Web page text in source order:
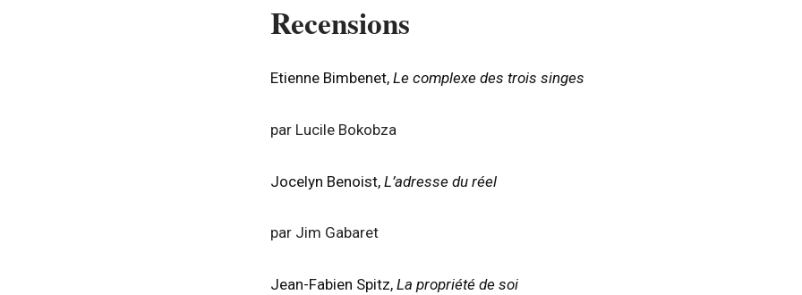
Recensions
Etienne Bimbenet, Le complexe des trois singes
par Lucile Bokobza
Jocelyn Benoist, L’adresse du réel
par Jim Gabaret
Jean-Fabien Spitz, La propriété de soi